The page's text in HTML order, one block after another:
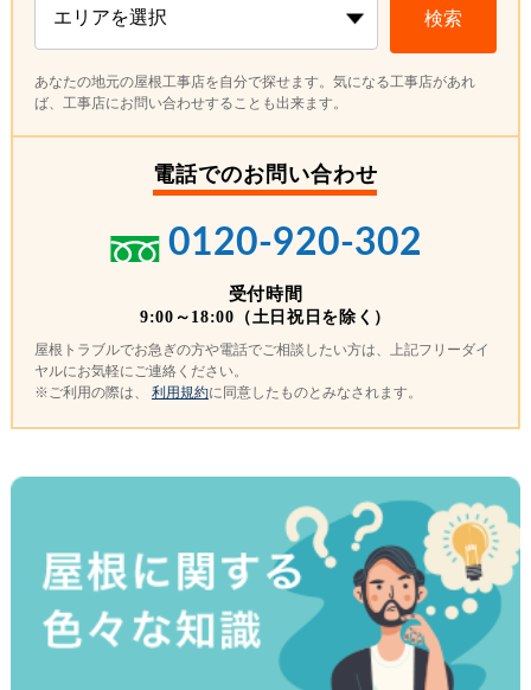
検索
あなたの地元の屋根工事店を自分で探せます。気になる工事店があれ
ば、工事店にお問い合わせすることも出来ます。
電話でのお問い合わせ
0120-920-302
受付時間
9:00～18:00（土日祝日を除く）
屋根トラブルでお急ぎの方や電話でご相談したい方は、上記フリーダイ
ヤルにお気軽にご連絡ください。
※ご利用の際は、 利用規約に同意したものとみなされます。